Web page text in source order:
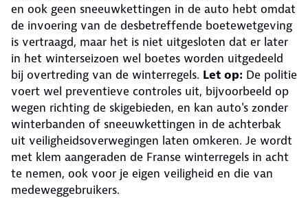
en ook geen sneeuwkettingen in de auto hebt omdat
de invoering van de desbetreffende boetewetgeving
is vertraagd, maar het is niet uitgesloten dat er later
in het winterseizoen wel boetes worden uitgedeeld
bij overtreding van de winterregels. Let op: De politie
voert wel preventieve controles uit, bijvoorbeeld op
wegen richting de skigebieden, en kan auto's zonder
winterbanden of sneeuwkettingen in de achterbak
uit veiligheidsoverwegingen laten omkeren. Je wordt
met klem aangeraden de Franse winterregels in acht
te nemen, ook voor je eigen veiligheid en die van
medeweggebruikers.